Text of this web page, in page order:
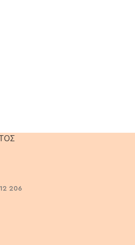
206